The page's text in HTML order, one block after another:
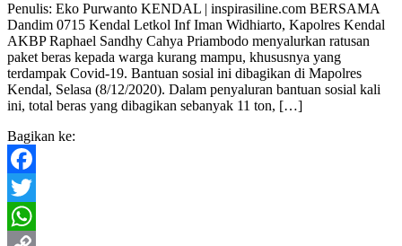
Salurkan
Ratusan
Paket
Beras
Warga
Terdampak
Covid-
Penulis: Eko Purwanto KENDAL | inspirasiline.com BERSAMA
Dandim 0715 Kendal Letkol Inf Iman Widhiarto, Kapolres Kendal
AKBP Raphael Sandhy Cahya Priambodo menyalurkan ratusan
paket beras kepada warga kurang mampu, khususnya yang
terdampak Covid-19. Bantuan sosial ini dibagikan di Mapolres
Kendal, Selasa (8/12/2020). Dalam penyaluran bantuan sosial kali
ini, total beras yang dibagikan sebanyak 11 ton, […]
Bagikan ke:
Facebook
Twitter